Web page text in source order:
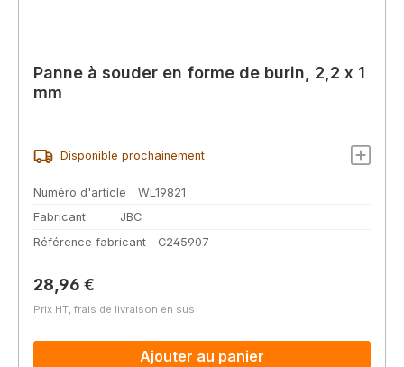
Panne à souder en forme de burin, 2,2 x 1
mm
Disponible prochainement
Numéro d'article
WL19821
Fabricant
JBC
Référence fabricant
C245907
Prix régulier :
28,96 €
Prix HT, frais de livraison en sus
Ajouter au panier